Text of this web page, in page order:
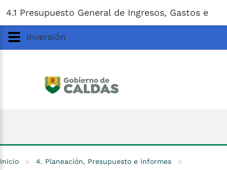
Gobernación de Caldas
4.1 Presupuesto General de Ingresos, Gastos e
Inversión
Inicio > 4. Planeación, Presupuesto e Informes
>